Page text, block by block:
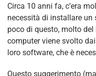
Circa 10 anni fa, c’era
necessità di installare
poco di questo, molto
computer viene svolto
loro software, che è
Questo suggerimento